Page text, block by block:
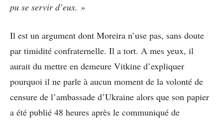
pu se servir d’eux. »
Il est un argument dont Moreira n’use pas, sans doute
par timidité confraternelle. Il a tort. A mes yeux, il
aurait du mettre en demeure Vitkine d’expliquer
pourquoi il ne parle à aucun moment de la volonté de
censure de l’ambassade d’Ukraine alors que son papier
a été publié 48 heures après le communiqué de